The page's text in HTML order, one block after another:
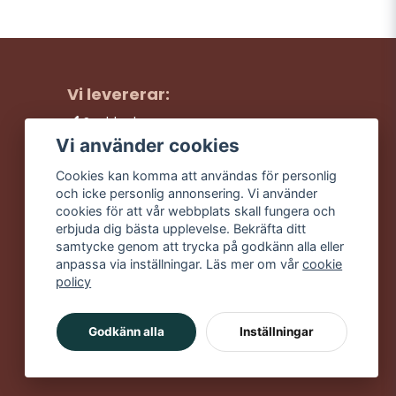
Vi levererar:
Snabba leveranser
Trygga köp
Fri frakt över 499:-
Trevlig kundtjänst
Vi använder cookies
Cookies kan komma att användas för personlig
och icke personlig annonsering. Vi använder
cookies för att vår webbplats skall fungera och
erbjuda dig bästa upplevelse. Bekräfta ditt
samtycke genom att trycka på godkänn alla eller
anpassa via inställningar. Läs mer om vårcookie
policy
Godkänn alla Inställningar